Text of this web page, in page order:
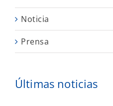
Noticia
Prensa
Últimas noticias